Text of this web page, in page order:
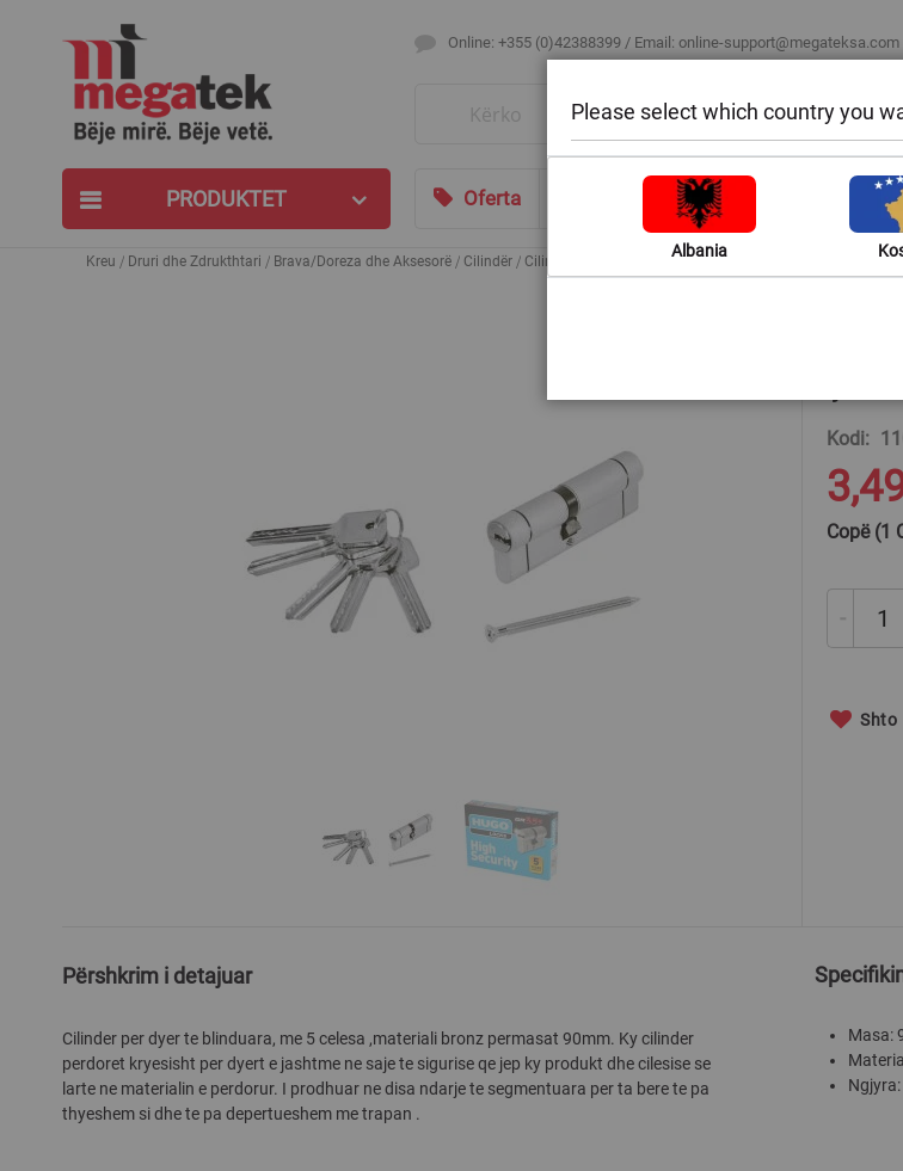
Online: +355 (0)42388399 / Email: online-support@megateksa.com
PRODUKTET Oferta Bli sipas ambientit
Kreu Druri dhe Zdrukthtari Brava/Doreza dhe Aksesorë Cilindër Cilindër I sigurisë së lartë, bronz, 90 mm (40-50), 5 çelësa
the
beginning
the
images
gallery
Kodi
Copë (1
-
Shto
Përshkrim i detajuar
Cilinder per dyer te blinduara, me 5 celesa ,materiali bronz permasat 90mm. Ky cilinder
perdoret kryesisht per dyert e jashtme ne saje te sigurise qe jep ky produkt dhe cilesise se
larte ne materialin e perdorur. I prodhuar ne disa ndarje te segmentuara per ta bere te pa
thyeshem si dhe te pa depertueshem me trapan .
Masa:
Please select which country you
Albania